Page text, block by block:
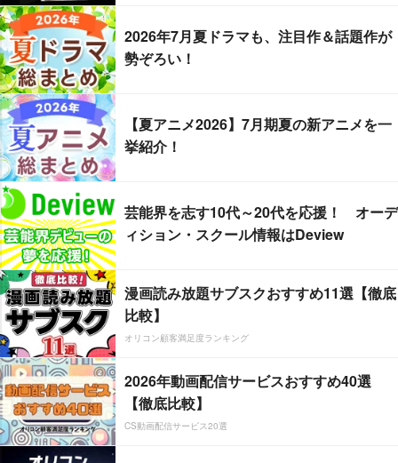
2026年7月夏ドラマも、注目作＆話題作が
勢ぞろい！
【夏アニメ2026】7月期夏の新アニメを一
挙紹介！
芸能界を志す10代～20代を応援！ オーデ
ィション・スクール情報はDeview
漫画読み放題サブスクおすすめ11選【徹底
比較】
オリコン顧客満足度ランキング
2026年動画配信サービスおすすめ40選
【徹底比較】
CS動画配信サービス20選